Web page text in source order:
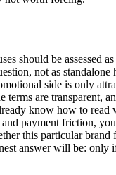
should be assessed
not as
side is only
terms are transparent,
know how to read
payment friction,
this particular brand
answer will be: only